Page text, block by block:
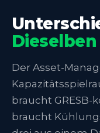
Der Asset-
braucht GRESB-
braucht